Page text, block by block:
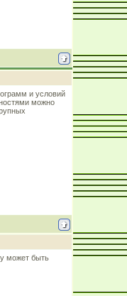
и условий
можно
может быть